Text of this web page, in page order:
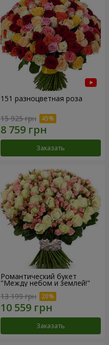
151 разноцветная роза
15 925 грн
Заказать
Романтический букет
"Между небом и землей!"
13 199 грн
Заказать